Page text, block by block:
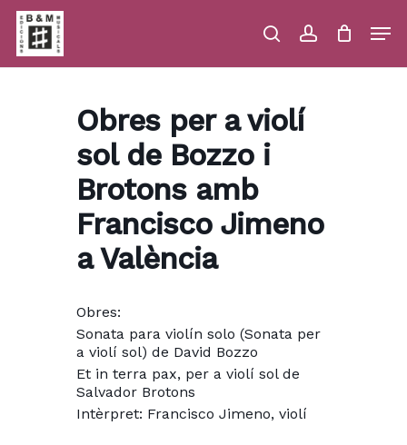
Skip
main
content
searchaccount
Close
Obres per a violí
sol de Bozzo i
Brotons amb
Francisco Jimeno
a València
Obres:
Sonata para violín solo (Sonata per
a violí sol) de David Bozzo
Et in terra pax, per a violí sol de
Salvador Brotons
Intèrpret: Francisco Jimeno, violí
Menu